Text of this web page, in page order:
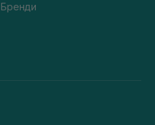
Бренди